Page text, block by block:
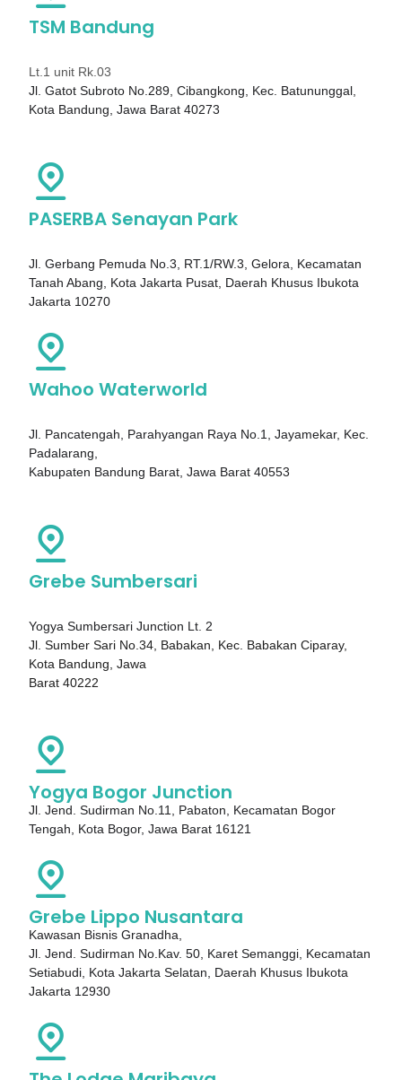
TSM Bandung
Lt.1 unit Rk.03
Jl. Gatot Subroto No.289, Cibangkong, Kec. Batununggal,
Kota Bandung, Jawa Barat 40273
PASERBA Senayan Park
Jl. Gerbang Pemuda No.3, RT.1/RW.3, Gelora, Kecamatan
Tanah Abang, Kota Jakarta Pusat, Daerah Khusus Ibukota
Jakarta 10270
Wahoo Waterworld
Jl. Pancatengah, Parahyangan Raya No.1, Jayamekar, Kec.
Padalarang,
Kabupaten Bandung Barat, Jawa Barat 40553
Grebe Sumbersari
Yogya Sumbersari Junction Lt. 2
Jl. Sumber Sari No.34, Babakan, Kec. Babakan Ciparay,
Kota Bandung, Jawa
Barat 40222
Yogya Bogor Junction
Jl. Jend. Sudirman No.11, Pabaton, Kecamatan Bogor
Tengah, Kota Bogor, Jawa Barat 16121
Grebe Lippo Nusantara
Kawasan Bisnis Granadha,
Jl. Jend. Sudirman No.Kav. 50, Karet Semanggi, Kecamatan
Setiabudi, Kota Jakarta Selatan, Daerah Khusus Ibukota
Jakarta 12930